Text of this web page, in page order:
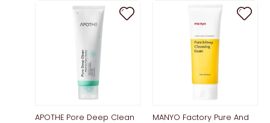
APOTHE Pore Deep Clean
MANYO Factory Pure And